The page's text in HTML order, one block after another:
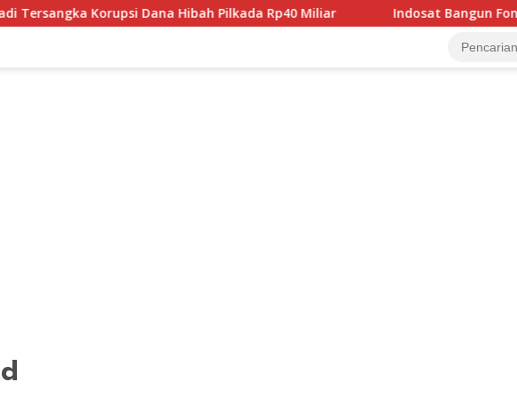
Korupsi Dana Hibah Pilkada Rp40 Miliar Indosat Bangun